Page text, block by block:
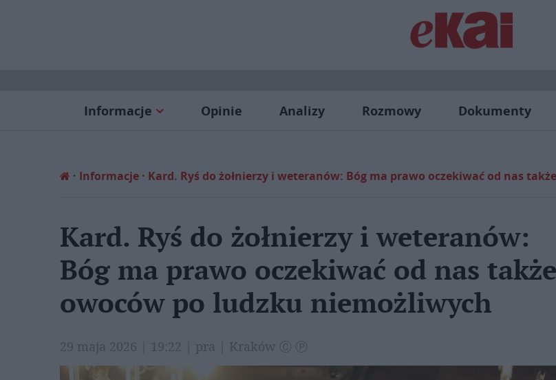
Informacje Opinie Analizy Rozmowy Dokumenty
Informacje Kard. Ryś do żołnierzy i weteranów: Bóg ma prawo oczekiwać od nas
Kard. Ryś do żołnierzy i weteranów:
Bóg ma prawo oczekiwać od nas także
owoców po ludzku niemożliwych
29 maja 2026 | 19:22 | pra | Kraków Ⓒ Ⓟ